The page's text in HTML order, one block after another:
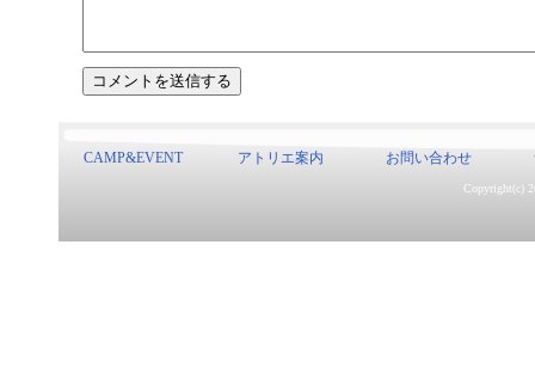
CAMP&EVENT アトリエ案内 お問い合わせ
Copyright(c)